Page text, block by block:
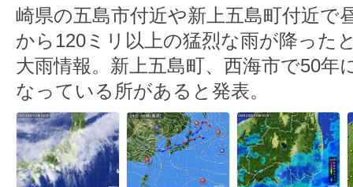
崎県の五島市付近や新上五島町付近で
から120ミリ以上の猛烈な雨が降った
大雨情報。新上五島町、西海市で50年
なっている所があると発表。